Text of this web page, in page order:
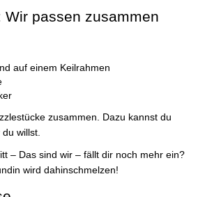
Wir passen zusammen
auf einem Keilrahmen
zusammen. Dazu kannst du
willst.
– Das sind wir – fällt dir noch mehr ein?
wird dahinschmelzen!